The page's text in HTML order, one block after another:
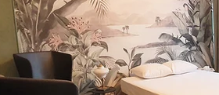
et rénovation de Parquet Pose